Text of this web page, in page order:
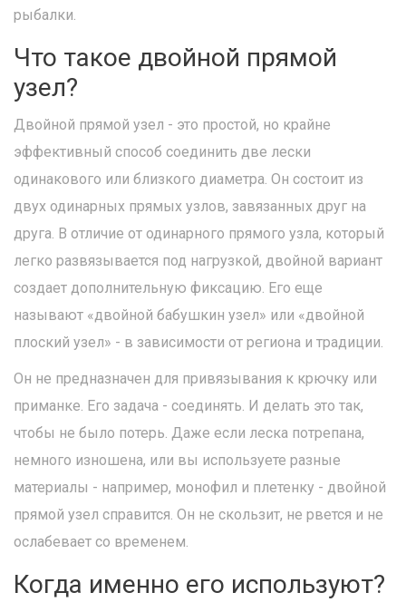
рыбалки.
Что такое двойной прямой
узел?
Двойной прямой узел - это простой, но крайне
эффективный способ соединить две лески
одинакового или близкого диаметра. Он состоит из
двух одинарных прямых узлов, завязанных друг на
друга. В отличие от одинарного прямого узла, который
легко развязывается под нагрузкой, двойной вариант
создает дополнительную фиксацию. Его еще
называют «двойной бабушкин узел» или «двойной
плоский узел» - в зависимости от региона и традиции.
Он не предназначен для привязывания к крючку или
приманке. Его задача - соединять. И делать это так,
чтобы не было потерь. Даже если леска потрепана,
немного изношена, или вы используете разные
материалы - например, монофил и плетенку - двойной
прямой узел справится. Он не скользит, не рвется и не
ослабевает со временем.
Когда именно его используют?